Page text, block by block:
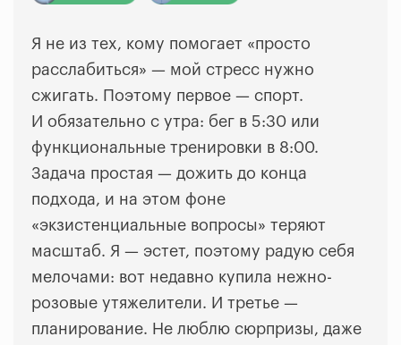
Я не из тех, кому помогает «просто
расслабиться» — мой стресс нужно
сжигать. Поэтому первое — спорт.
И обязательно с утра: бег в 5:30 или
функциональные тренировки в 8:00.
Задача простая — дожить до конца
подхода, и на этом фоне
«экзистенциальные вопросы» теряют
масштаб. Я — эстет, поэтому радую себя
мелочами: вот недавно купила нежно-
розовые утяжелители. И третье —
планирование. Не люблю сюрпризы, даже